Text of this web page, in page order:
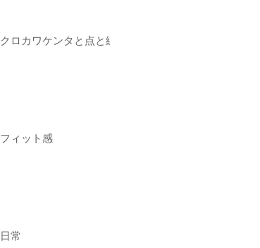
クロカワケンタと点と線
フィット感
日常